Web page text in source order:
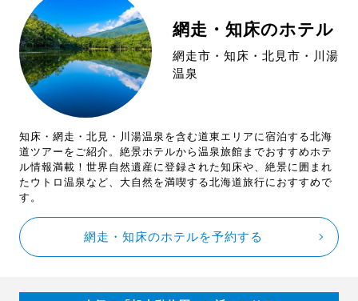
網走・知床のホテル
網走市・知床・北見市・川湯
温泉
知床・網走・北見・川湯温泉を含む道東エリアに宿泊する北海
道ツアーをご紹介。絶景ホテルから温泉旅館までおすすめホテ
ル情報満載！世界自然遺産に登録された知床や、絶景に囲まれ
たウトロ温泉など、大自然を満喫する北海道旅行におすすめで
す。
網走・知床のホテルを予約する